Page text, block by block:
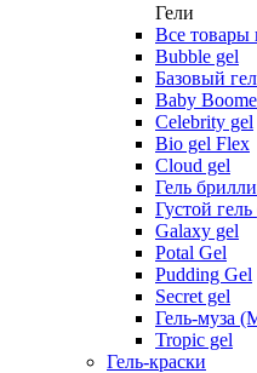
Гели
Все товары
Bubble gel
Базовый
Baby
Celebrity gel
Bio gel Flex
Cloud gel
Гель
Густой
Galaxy gel
Potal Gel
Pudding Gel
Secret gel
Гель-муза
Tropic gel
Гель-краски